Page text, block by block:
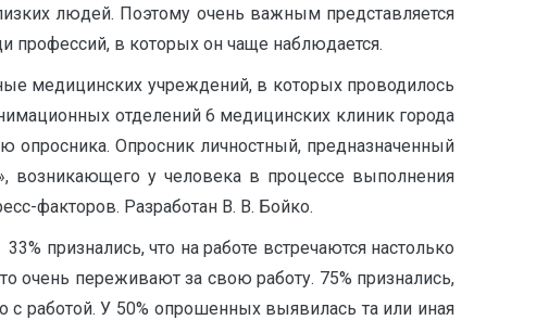
людей. Поэтому очень важным представляется
профессий, в которых он чаще наблюдается.
медицинских учреждений, в которых проводилось
отделений 6 медицинских клиник города
Опросник личностный, предназначенный
возникающего у человека в процессе выполнения
факторов. Разработан В. В. Бойко.
признались, что на работе встречаются настолько
переживают за свою работу. 75% признались,
работой. У 50% опрошенных выявилась та или иная